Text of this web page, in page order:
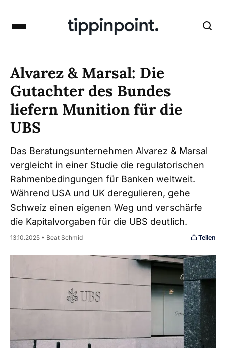
Alvarez & Marsal: Die
Gutachter des Bundes
liefern Munition für die
UBS
Das Beratungsunternehmen Alvarez & Marsal
vergleicht in einer Studie die regulatorischen
Rahmenbedingungen für Banken weltweit.
Während USA und UK deregulieren, gehe
Schweiz einen eigenen Weg und verschärfe
die Kapitalvorgaben für die UBS deutlich.
13.10.2025 • Beat Schmid Teilen